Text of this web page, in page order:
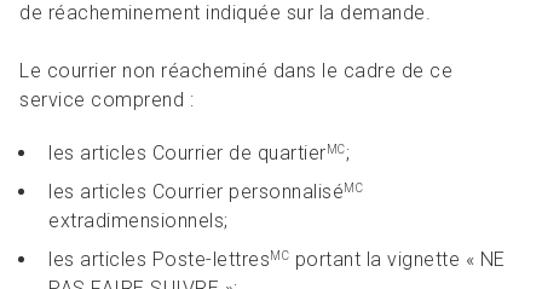
de réacheminement indiquée sur la demande.
Le courrier non réacheminé dans le cadre de ce
service comprend :
les articles Courrier de quartierMC;
les articles Courrier personnaliséMC
extradimensionnels;
les articles Poste-lettresMC portant la vignette « NE